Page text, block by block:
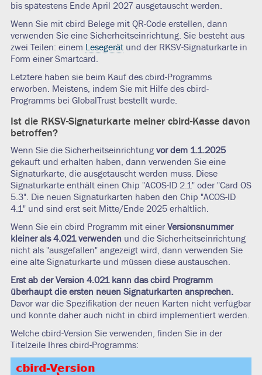
bis spätestens Ende April 2027 ausgetauscht werden.
Wenn Sie mit cbird Belege mit QR-Code erstellen, dann
verwenden Sie eine Sicherheitseinrichtung. Sie besteht aus
zwei Teilen: einem Lesegerätund der RKSV-Signaturkarte in
Form einer Smartcard.
Letztere haben sie beim Kauf des cbird-Programms
erworben. Meistens, indem Sie mit Hilfe des cbird-
Programms bei GlobalTrust bestellt wurde.
Ist die RKSV-Signaturkarte meiner cbird-Kasse davon
betroffen?
Wenn Sie die Sicherheitseinrichtung vor dem 1.1.2025
gekauft und erhalten haben, dann verwenden Sie eine
Signaturkarte, die ausgetauscht werden muss. Diese
Signaturkarte enthält einen Chip "ACOS-ID 2.1" oder "Card OS
5.3". Die neuen Signaturkarten haben den Chip "ACOS-ID
4.1" und sind erst seit Mitte/Ende 2025 erhältlich.
Wenn Sie ein cbird Programm mit einer Versionsnummer
kleiner als 4.021 verwenden und die Sicherheitseinrichtung
nicht als "ausgefallen" angezeigt wird, dann verwenden Sie
eine alte Signaturkarte und müssen diese austauschen.
Erst ab der Version 4.021 kann das cbird Programm
überhaupt die ersten neuen Signaturkarten ansprechen.
Davor war die Spezifikation der neuen Karten nicht verfügbar
und konnte daher auch nicht in cbird implementiert werden.
Welche cbird-Version Sie verwenden, finden Sie in der
Titelzeile Ihres cbird-Programms: